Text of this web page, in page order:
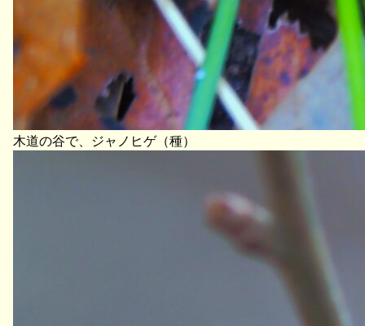
木道の谷で、ジャノヒゲ（種）